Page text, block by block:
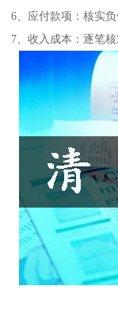
6、应付款项：核实
7、收入成本：逐笔核